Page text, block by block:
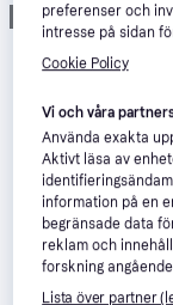
Annons
preferenser och
intresse på sidan
Cookie Policy
Vi och våra
Använda exakta
Aktivt läsa av
information på en
begränsade data
reklam och
forskning
Lista över partner